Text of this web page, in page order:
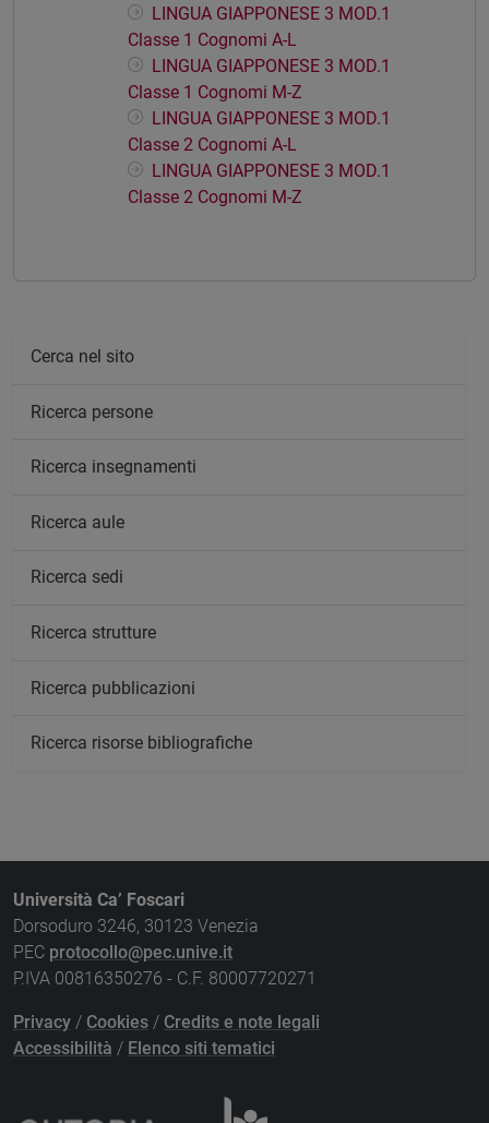
LINGUA GIAPPONESE 3 MOD.1
Classe 1 Cognomi A-L
LINGUA GIAPPONESE 3 MOD.1
Classe 1 Cognomi M-Z
LINGUA GIAPPONESE 3 MOD.1
Classe 2 Cognomi A-L
LINGUA GIAPPONESE 3 MOD.1
Classe 2 Cognomi M-Z
Cerca nel sito
Ricerca persone
Ricerca insegnamenti
Ricerca aule
Ricerca sedi
Ricerca strutture
Ricerca pubblicazioni
Ricerca risorse bibliografiche
Università Ca’ Foscari
Dorsoduro 3246, 30123 Venezia
PEC protocollo@pec.unive.it
P.IVA 00816350276 - C.F. 80007720271
Privacy / Cookies / Credits e note legali
Accessibilità / Elenco siti tematici